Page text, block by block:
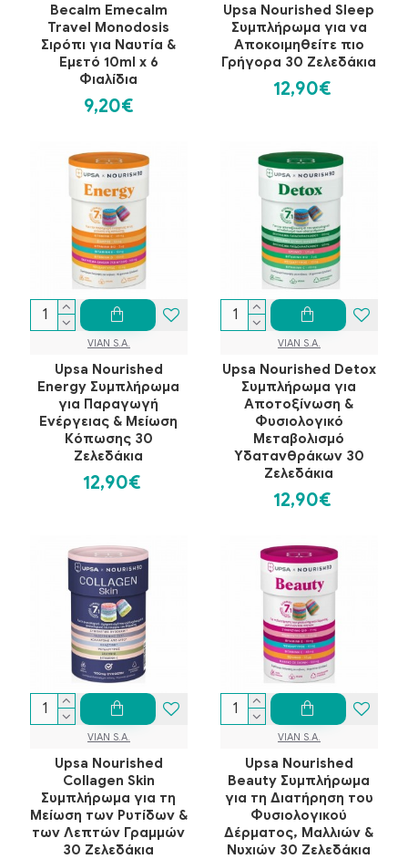
Becalm Emecalm
Travel Monodosis
Σιρόπι για Ναυτία &
Εμετό 10ml x 6
Φιαλίδια
9,20€
Upsa Nourished Sleep
Συμπλήρωμα για να
Αποκοιμηθείτε πιο
Γρήγορα 30 Ζελεδάκια
12,90€
VIAN S.A.
Upsa Nourished
Energy Συμπλήρωμα
για Παραγωγή
Ενέργειας & Μείωση
Κόπωσης 30
Ζελεδάκια
12,90€
VIAN S.A.
Upsa Nourished Detox
Συμπλήρωμα για
Αποτοξίνωση &
Φυσιολογικό
Μεταβολισμό
Υδατανθράκων 30
Ζελεδάκια
12,90€
VIAN S.A.
Upsa Nourished
Collagen Skin
Συμπλήρωμα για τη
Μείωση των Ρυτίδων &
των Λεπτών Γραμμών
30 Ζελεδάκια
VIAN S.A.
Upsa Nourished
Beauty Συμπλήρωμα
για τη Διατήρηση του
Φυσιολογικού
Δέρματος, Μαλλιών &
Νυχιών 30 Ζελεδάκια